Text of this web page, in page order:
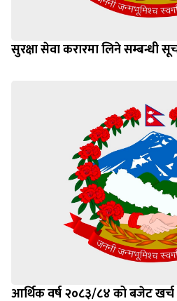
सुरक्षा सेवा करारमा लिने सम्बन्धी
आर्थिक वर्ष २०८३/८४ को बजेट खर्च